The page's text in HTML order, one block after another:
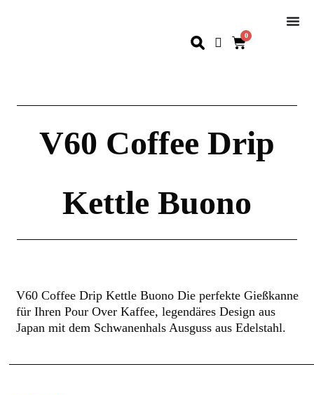
0
V60 Coffee Drip
Kettle Buono
V60 Coffee Drip Kettle Buono Die perfekte Gießkanne
für Ihren Pour Over Kaffee, legendäres Design aus
Japan mit dem Schwanenhals Ausguss aus Edelstahl.